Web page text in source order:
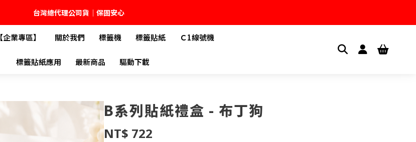
🚚 全館現貨供應｜快速出貨不久等
【企業專區】 關於我們 標籤機 標籤貼紙 Ｃ1線號機
標籤貼紙應用 最新商品 驅動下載
B系列貼紙禮盒 - 布丁狗
NT$ 722